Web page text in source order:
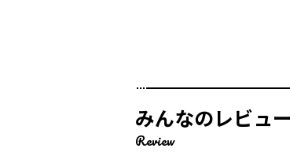
みんなのレビュー
Review